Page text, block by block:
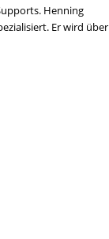
Henning
Er wird über